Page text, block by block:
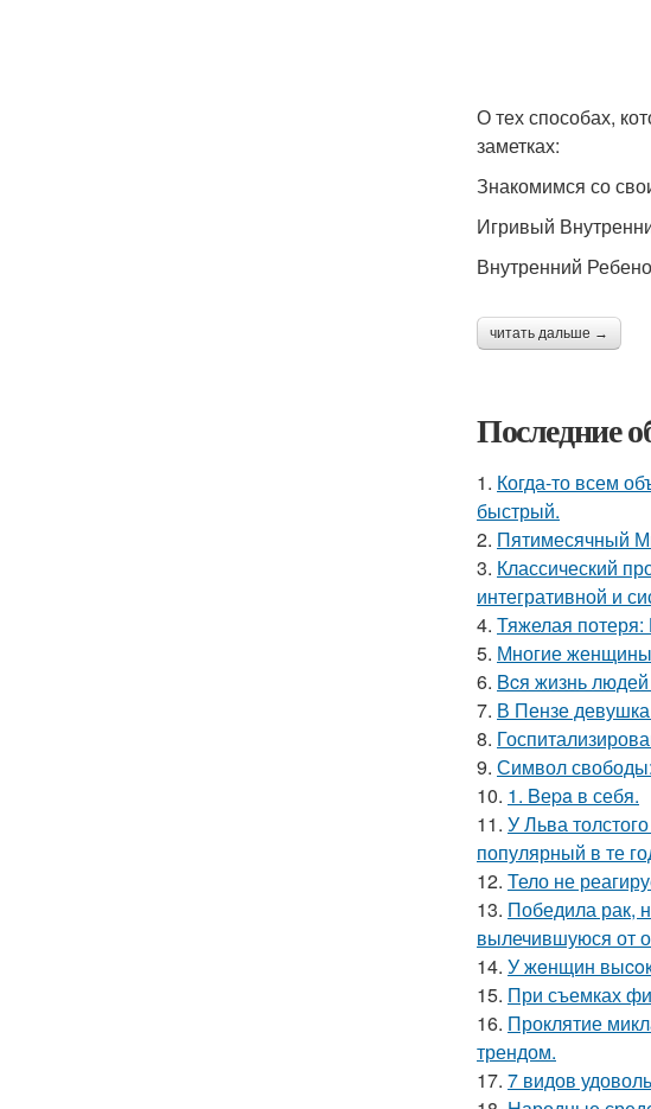
О тех способах,
заметках:
Знакомимся со
Игривый
Внутренний
читать дальше →
Последние
1. Когда-то всем
быстрый.
2. Пятимесячный
3. Классический
интегративной и
4. Тяжелая
5. Многие
6. Bcя жизнь людей
7. В Пензе
8.
9. Символ
10. 1. Bеpa в себя.
11. У Льва
популярный в те
12. Тело не
13. Победила рак,
вылечившуюся от
14. У жeнщин
15. При съемках
16. Проклятие
трендом.
17. 7 видов